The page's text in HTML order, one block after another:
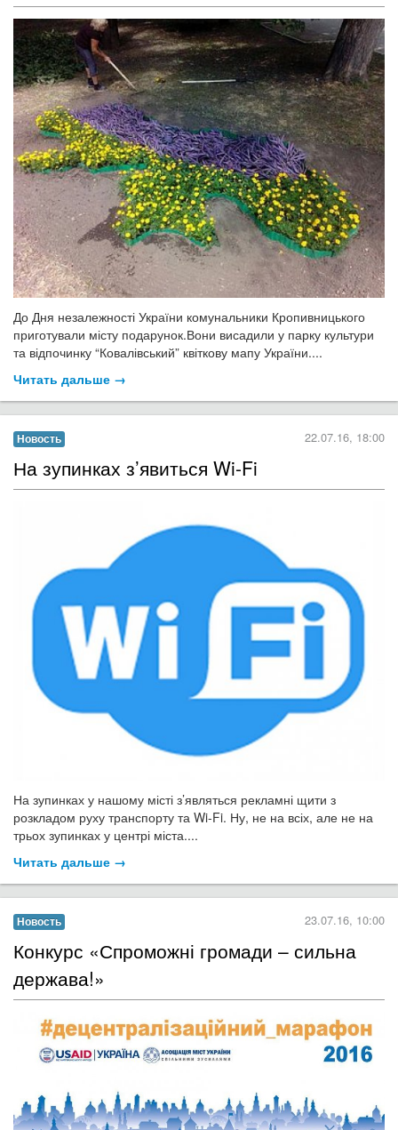
До Дня незалежності України комунальники Кропивницького
приготували місту подарунок.Вони висадили у парку культури
та відпочинку “Ковалівський” квіткову мапу України....
Читать дальше →
Новость 22.07.16, 18:00
На зупинках з’явиться Wi-Fi
На зупинках у нашому місті з’являться рекламні щити з
розкладом руху транспорту та Wi-Fi. Ну, не на всіх, але не на
трьох зупинках у центрі міста....
Читать дальше →
Новость 23.07.16, 10:00
Конкурс «Спроможні громади – сильна
держава!»